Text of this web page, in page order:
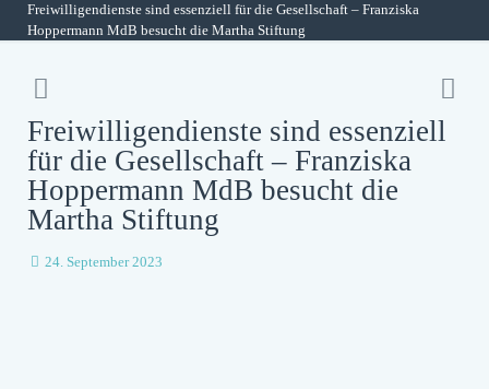
Freiwilligendienste sind essenziell für die Gesellschaft – Franziska
Hoppermann MdB besucht die Martha Stiftung
Freiwilligendienste sind essenziell
für die Gesellschaft – Franziska
Hoppermann MdB besucht die
Martha Stiftung
24. September 2023